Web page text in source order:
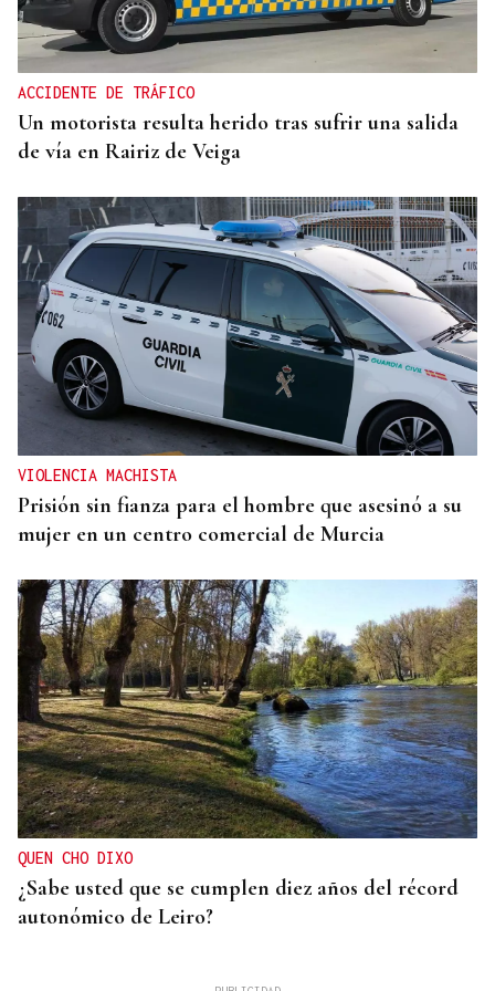
ACCIDENTE DE TRÁFICO
Un motorista resulta herido tras sufrir una salida
de vía en Rairiz de Veiga
VIOLENCIA MACHISTA
Prisión sin fianza para el hombre que asesinó a su
mujer en un centro comercial de Murcia
QUEN CHO DIXO
¿Sabe usted que se cumplen diez años del récord
autonómico de Leiro?